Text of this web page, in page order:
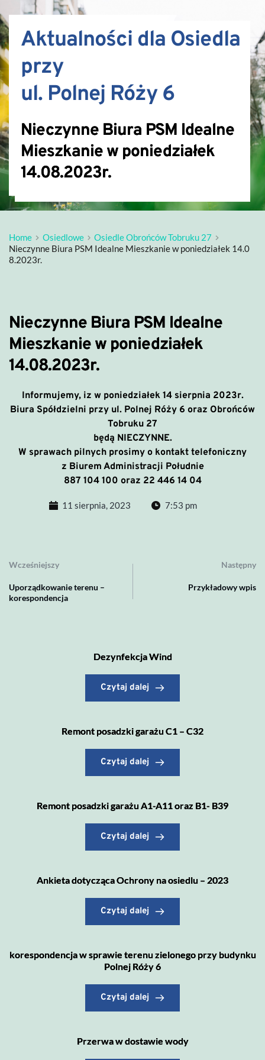
Aktualności dla Osiedla
przy
ul. Polnej Róży 6
Nieczynne Biura PSM Idealne
Mieszkanie w poniedziałek
14.08.2023r.
Home Osiedlowe
Osiedle Obrońców Tobruku 27
Nieczynne Biura PSM Idealne Mieszkanie w poniedziałek 14.0
8.2023r.
Nieczynne Biura PSM Idealne
Mieszkanie w poniedziałek
14.08.2023r.
Informujemy, iz w poniedziałek 14 sierpnia 2023r.
Biura Spółdzielni przy ul. Polnej Róży 6 oraz Obrońców
Tobruku 27
będą NIECZYNNE.
W sprawach pilnych prosimy o kontakt telefoniczny
z Biurem Administracji Południe
887 104 100 oraz 22 446 14 04
11 sierpnia, 2023 7:53 pm
Wcześniejszy Następny
Uporządkowanie terenu –
korespondencja
Przykładowy wpis
Dezynfekcja Wind
Czytaj dalej
Remont posadzki garażu C1 – C32
Czytaj dalej
Remont posadzki garażu A1-A11 oraz B1- B39
Czytaj dalej
Ankieta dotycząca Ochrony na osiedlu – 2023
Czytaj dalej
korespondencja w sprawie terenu zielonego przy budynku
Polnej Róży 6
Czytaj dalej
Przerwa w dostawie wody